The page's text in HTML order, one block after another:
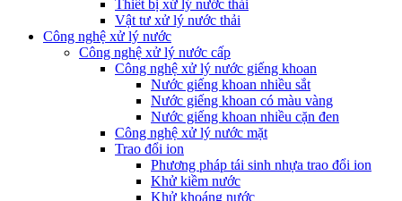
Thiết bị xử lý nước thải
Vật tư xử lý nước thải
Công nghệ xử lý nước
Công nghệ xử lý nước cấp
Công nghệ xử lý nước giếng khoan
Nước giếng khoan nhiều sắt
Nước giếng khoan có màu vàng
Nước giếng khoan nhiều cặn đen
Công nghệ xử lý nước mặt
Trao đổi ion
Phương pháp tái sinh nhựa trao đổi ion
Khử kiềm nước
Khử khoáng nước